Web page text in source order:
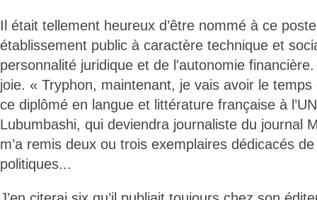
Il était tellement heureux d’être nommé à ce
établissement public à caractère technique et
personnalité juridique et de l'autonomie
joie. « Tryphon, maintenant, je vais avoir le temps
ce diplômé en langue et littérature française à
Lubumbashi, qui deviendra journaliste du journal
m’a remis deux ou trois exemplaires dédicacés
politiques...